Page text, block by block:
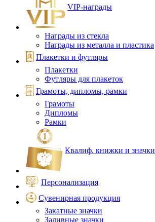
VIP‑награды
Награды из стекла
Награды из металла и пластика
Плакетки и футляры
Плакетки
Футляры для плакеток
Грамоты, дипломы, рамки
Грамоты
Дипломы
Рамки
Квалиф. книжки и значки
Персонализация
Сувенирная продукция
Закатные значки
Заливные значки